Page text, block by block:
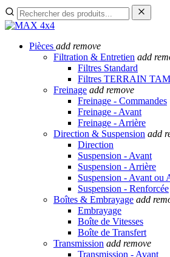
Pièces add remove
Filtration & Entretien add
Filtres Standard
Filtres TERRAIN
Freinage add remove
Freinage - Commandes
Freinage - Avant
Freinage - Arrière
Direction & Suspension add
Direction
Suspension - Avant
Suspension - Arrière
Suspension - Avant ou
Suspension - Renforcée
Boîtes & Embrayage add
Embrayage
Boîte de Vitesses
Boîte de Transfert
Transmission add remove
Transmission - Avant